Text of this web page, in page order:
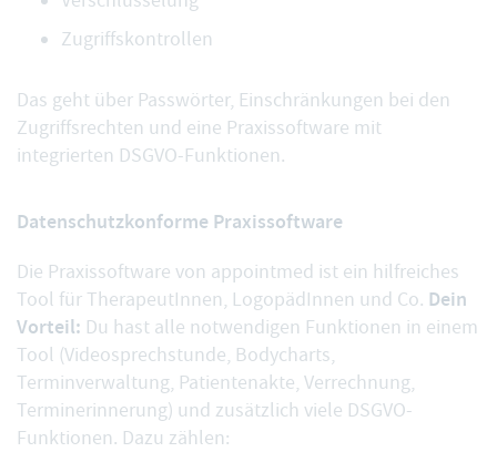
Zugriffskontrollen
Das geht über Passwörter, Einschränkungen bei den
Zugriffsrechten und eine Praxissoftware mit
integrierten DSGVO-Funktionen.
Datenschutzkonforme Praxissoftware
Die Praxissoftware von appointmed ist ein hilfreiches
Tool für TherapeutInnen, LogopädInnen und Co. Dein
Vorteil: Du hast alle notwendigen Funktionen in einem
Tool (Videosprechstunde, Bodycharts,
Terminverwaltung, Patientenakte, Verrechnung,
Terminerinnerung) und zusätzlich viele DSGVO-
Funktionen. Dazu zählen: